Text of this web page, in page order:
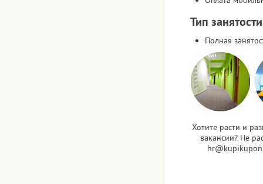
Тип занятости
Полная
Хотите расти и
вакансии? Не